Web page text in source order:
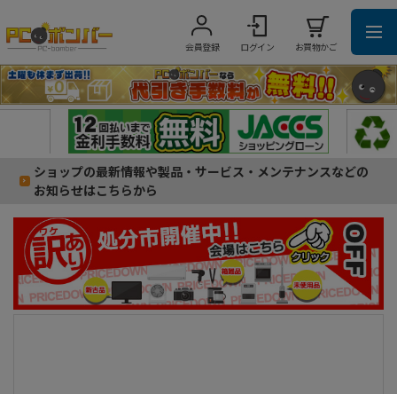
会員登録 ログイン お買物かご
ショップの最新情報や製品・サービス・メンテナンスなどの
お知らせはこちらから